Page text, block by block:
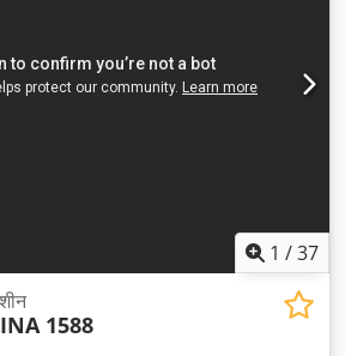
1 /37
1588